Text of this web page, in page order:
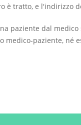
tratto, e l'indirizzo
paziente dal
paziente, né